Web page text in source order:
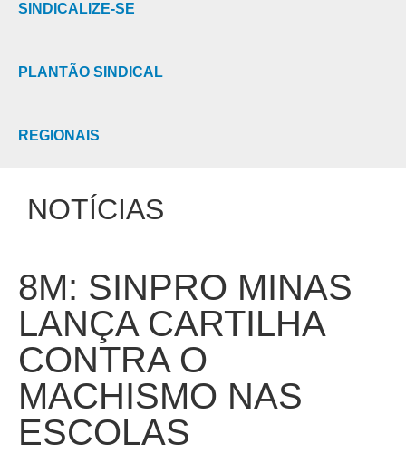
SINDICALIZE-SE
PLANTÃO SINDICAL
REGIONAIS
NOTÍCIAS
8M: SINPRO MINAS
LANÇA CARTILHA
CONTRA O
MACHISMO NAS
ESCOLAS